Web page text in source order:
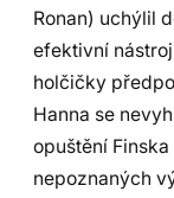
Ronan) uchýlil
efektivní
holčičky
Hanna se
opuštění
nepoznaných